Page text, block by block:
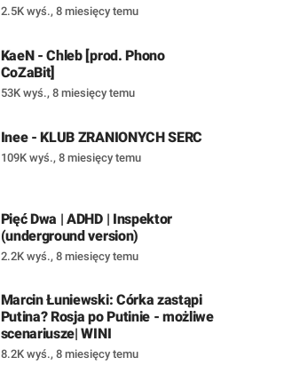
2.5K wyś., 8 miesięcy temu
KaeN - Chleb [prod. Phono
CoZaBit]
53K wyś., 8 miesięcy temu
Inee - KLUB ZRANIONYCH SERC
109K wyś., 8 miesięcy temu
Pięć Dwa | ADHD | Inspektor
(underground version)
2.2K wyś., 8 miesięcy temu
Marcin Łuniewski: Córka zastąpi
Putina? Rosja po Putinie - możliwe
scenariusze| WINI
8.2K wyś., 8 miesięcy temu